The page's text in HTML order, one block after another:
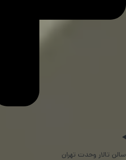
سالن تالار وحدت تهران